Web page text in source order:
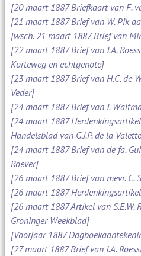
[20 maart 1887 Briefkaart van F.
[21 maart 1887 Brief van W. Pik
[wsch. 21 maart 1887 Brief van
[22 maart 1887 Brief van J.A.
Korteweg en echtgenote]
[23 maart 1887 Brief van H.C. de
Veder]
[24 maart 1887 Brief van J.
[24 maart 1887
Handelsblad van G.J.P. de la
[24 maart 1887 Brief van de fa.
Roever]
[26 maart 1887 Brief van mevr. C.
[26 maart 1887
[26 maart 1887 Artikel van S.E.W.
Groninger Weekblad]
[Voorjaar 1887
[27 maart 1887 Brief van J.A.